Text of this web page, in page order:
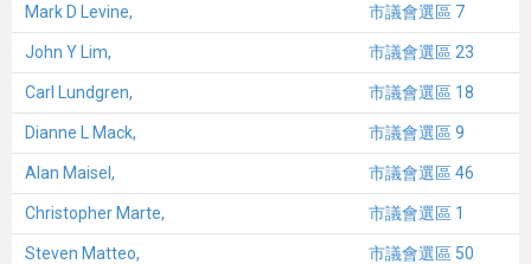
Mark D Levine, 市議會選區 7
John Y Lim, 市議會選區 23
Carl Lundgren, 市議會選區 18
Dianne L Mack, 市議會選區 9
Alan Maisel, 市議會選區 46
Christopher Marte, 市議會選區 1
Steven Matteo, 市議會選區 50